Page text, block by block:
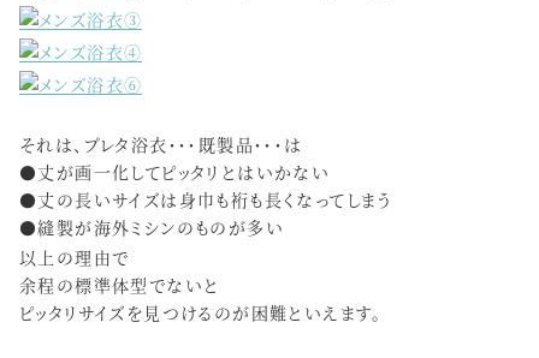
それは、プレタ浴衣・・・既製品・・・は
●丈が画一化してピッタリとはいかない
●丈の長いサイズは身巾も裄も長くなってしまう
●縫製が海外ミシンのものが多い
以上の理由で
余程の標準体型でないと
ピッタリサイズを見つけるのが困難といえます。